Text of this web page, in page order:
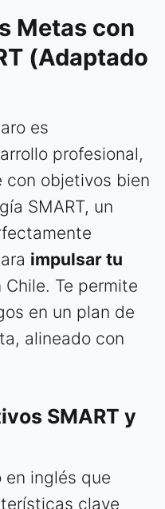
Metas con
(Adaptado
es
profesional,
con objetivos bien
SMART, un
impulsar tu
Chile. Te permite
en un plan de
alineado con
SMART y
en inglés que
clave